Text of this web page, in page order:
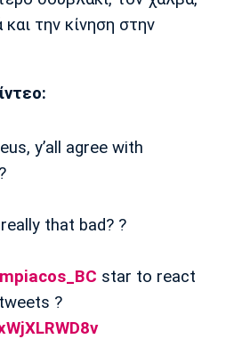
Σίτι
Παρί Σεν
Ζερμέν
Μαρσέιγ
και την κίνηση στην
y’all agree with
?
that bad? ?
star to react
?